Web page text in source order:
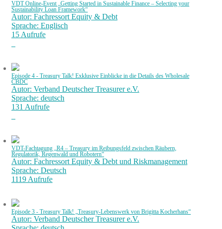
VDT Online-Event „Getting Started in Sustainable Finance – Selecting your
Sustainability Loan Framework“
Autor: Fachressort Equity & Debt
Sprache: Englisch
15 Aufrufe
Episode 4 - Treasury Talk! Exklusive Einblicke in die Details des Wholesale
CBDC
Autor: Verband Deutscher Treasurer e.V.
Sprache: deutsch
131 Aufrufe
VDT-Fachtagung „R4 – Treasury im Reibungsfeld zwischen Räubern,
Regulatorik, Regenwald und Robotern“
Autor: Fachressort Equity & Debt und Riskmanagement
Sprache: Deutsch
1119 Aufrufe
Episode 3 - Treasury Talk! „Treasury-Lebenswerk von Brigitta Kocherhans“
Autor: Verband Deutscher Treasurer e.V.